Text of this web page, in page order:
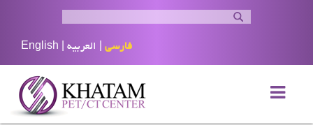
فارسی العربيه English